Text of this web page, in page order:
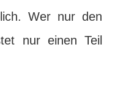
Wer nur den
nur einen Teil